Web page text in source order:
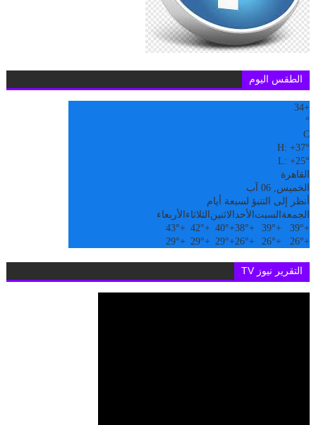
الطقس اليوم
+
34
°
C
H:+37°
L:+25°
القاهرة
الخميس, 06 آب
أنظر إلى التنبؤ لسبعة أيام
الجمعة السبت الأحدالاثنين الثلاثاء الأربعاء
+
39°
+
39°
+
38°
+
40°
+
42°
+
43°
+
26°
+
26°
+
26°
+
29°
+
29°
+
29°
التقرير نيوز TV